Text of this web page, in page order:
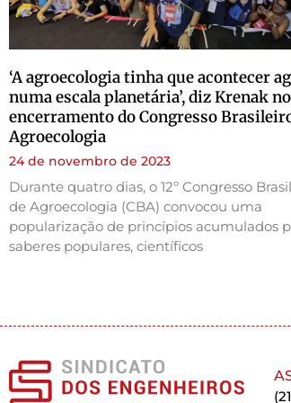
‘A agroecologia tinha que acontecer
numa escala planetária’, diz Krenak no
encerramento do Congresso
Agroecologia
24 de novembro de 2023
Durante quatro dias, o 12º Congresso
de Agroecologia (CBA) convocou uma
popularização de princípios acumulados
saberes populares, científicos